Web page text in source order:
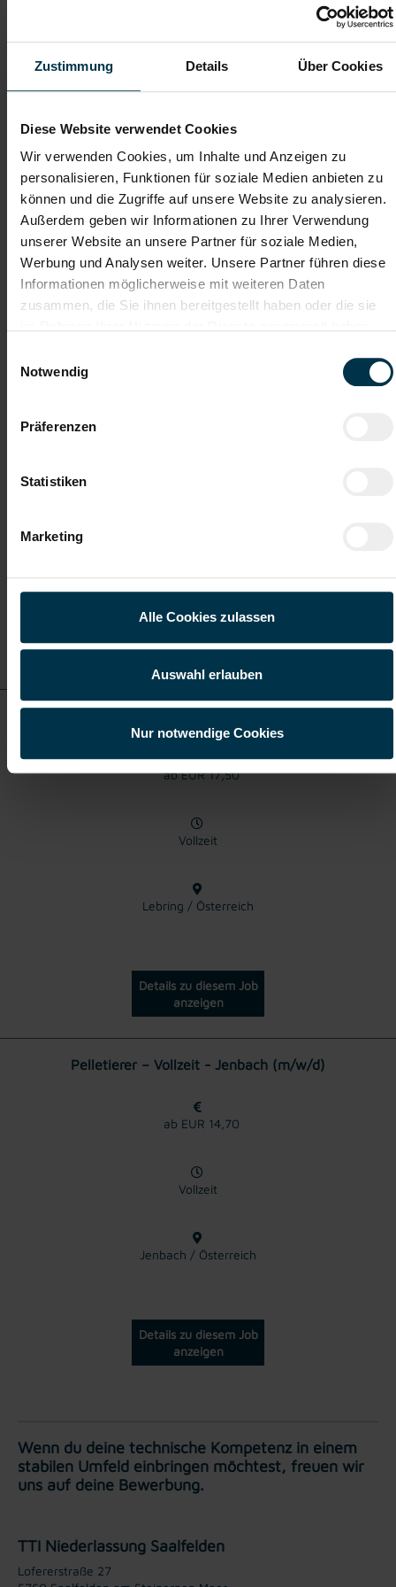
Zustimmung Details Über Cookies
Diese Website verwendet Cookies
Wir verwenden Cookies, um Inhalte und Anzeigen zu
personalisieren, Funktionen für soziale Medien anbieten zu
können und die Zugriffe auf unsere Website zu analysieren.
Außerdem geben wir Informationen zu Ihrer Verwendung
unserer Website an unsere Partner für soziale Medien,
Werbung und Analysen weiter. Unsere Partner führen diese
Informationen möglicherweise mit weiteren Daten
zusammen, die Sie ihnen bereitgestellt haben oder die sie
Notwendig
Präferenzen
Statistiken
Marketing
Alle Cookies zulassen
Auswahl erlauben
Nur notwendige Cookies
Mit nur einer Bewerbung bekommt man bei uns Zugang zu
zahlreichen Jobangeboten in verschiedenen Branchen und
Bereichen. Jetzt bewerben und Traumjob finden! Wir freuen
Karriere-Coaching mit der
Zahlreiche Stellenangebote
mit nur 1 Bewerbung
Soziale Absicherung durch
TTI-Betriebsrat und
Fairnessabkommen
Tolle Aus- und
sowie Aufstiegsmöglichkeiten
GWH-Installateur – Reparatur und Instandhaltung (m/w/d)
anzeigen
ab EUR 17,50
Vollzeit
Lebring / Österreich
Details zu diesem Job
anzeigen
Pelletierer – Vollzeit - Jenbach (m/w/d)
ab EUR 14,70
Vollzeit
Jenbach / Österreich
Details zu diesem Job
anzeigen
Wenn du deine technische Kompetenz in einem
stabilen Umfeld einbringen möchtest, freuen wir
uns auf deine Bewerbung.
TTI Niederlassung Saalfelden
Lofererstraße 27